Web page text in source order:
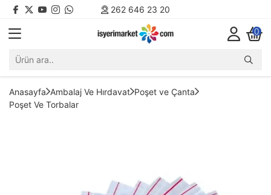
262 646 23 20
0
Anasayfa Ambalaj Ve Hırdavat Poşet ve Çanta
Poşet Ve Torbalar